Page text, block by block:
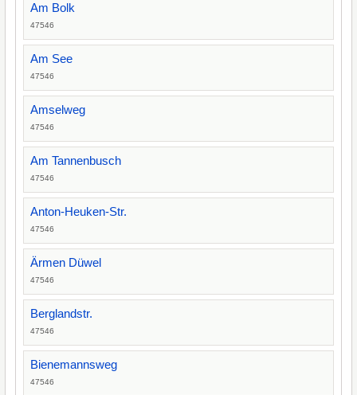
Am Bolk
47546
Am See
47546
Amselweg
47546
Am Tannenbusch
47546
Anton-Heuken-Str.
47546
Ärmen Düwel
47546
Berglandstr.
47546
Bienemannsweg
47546